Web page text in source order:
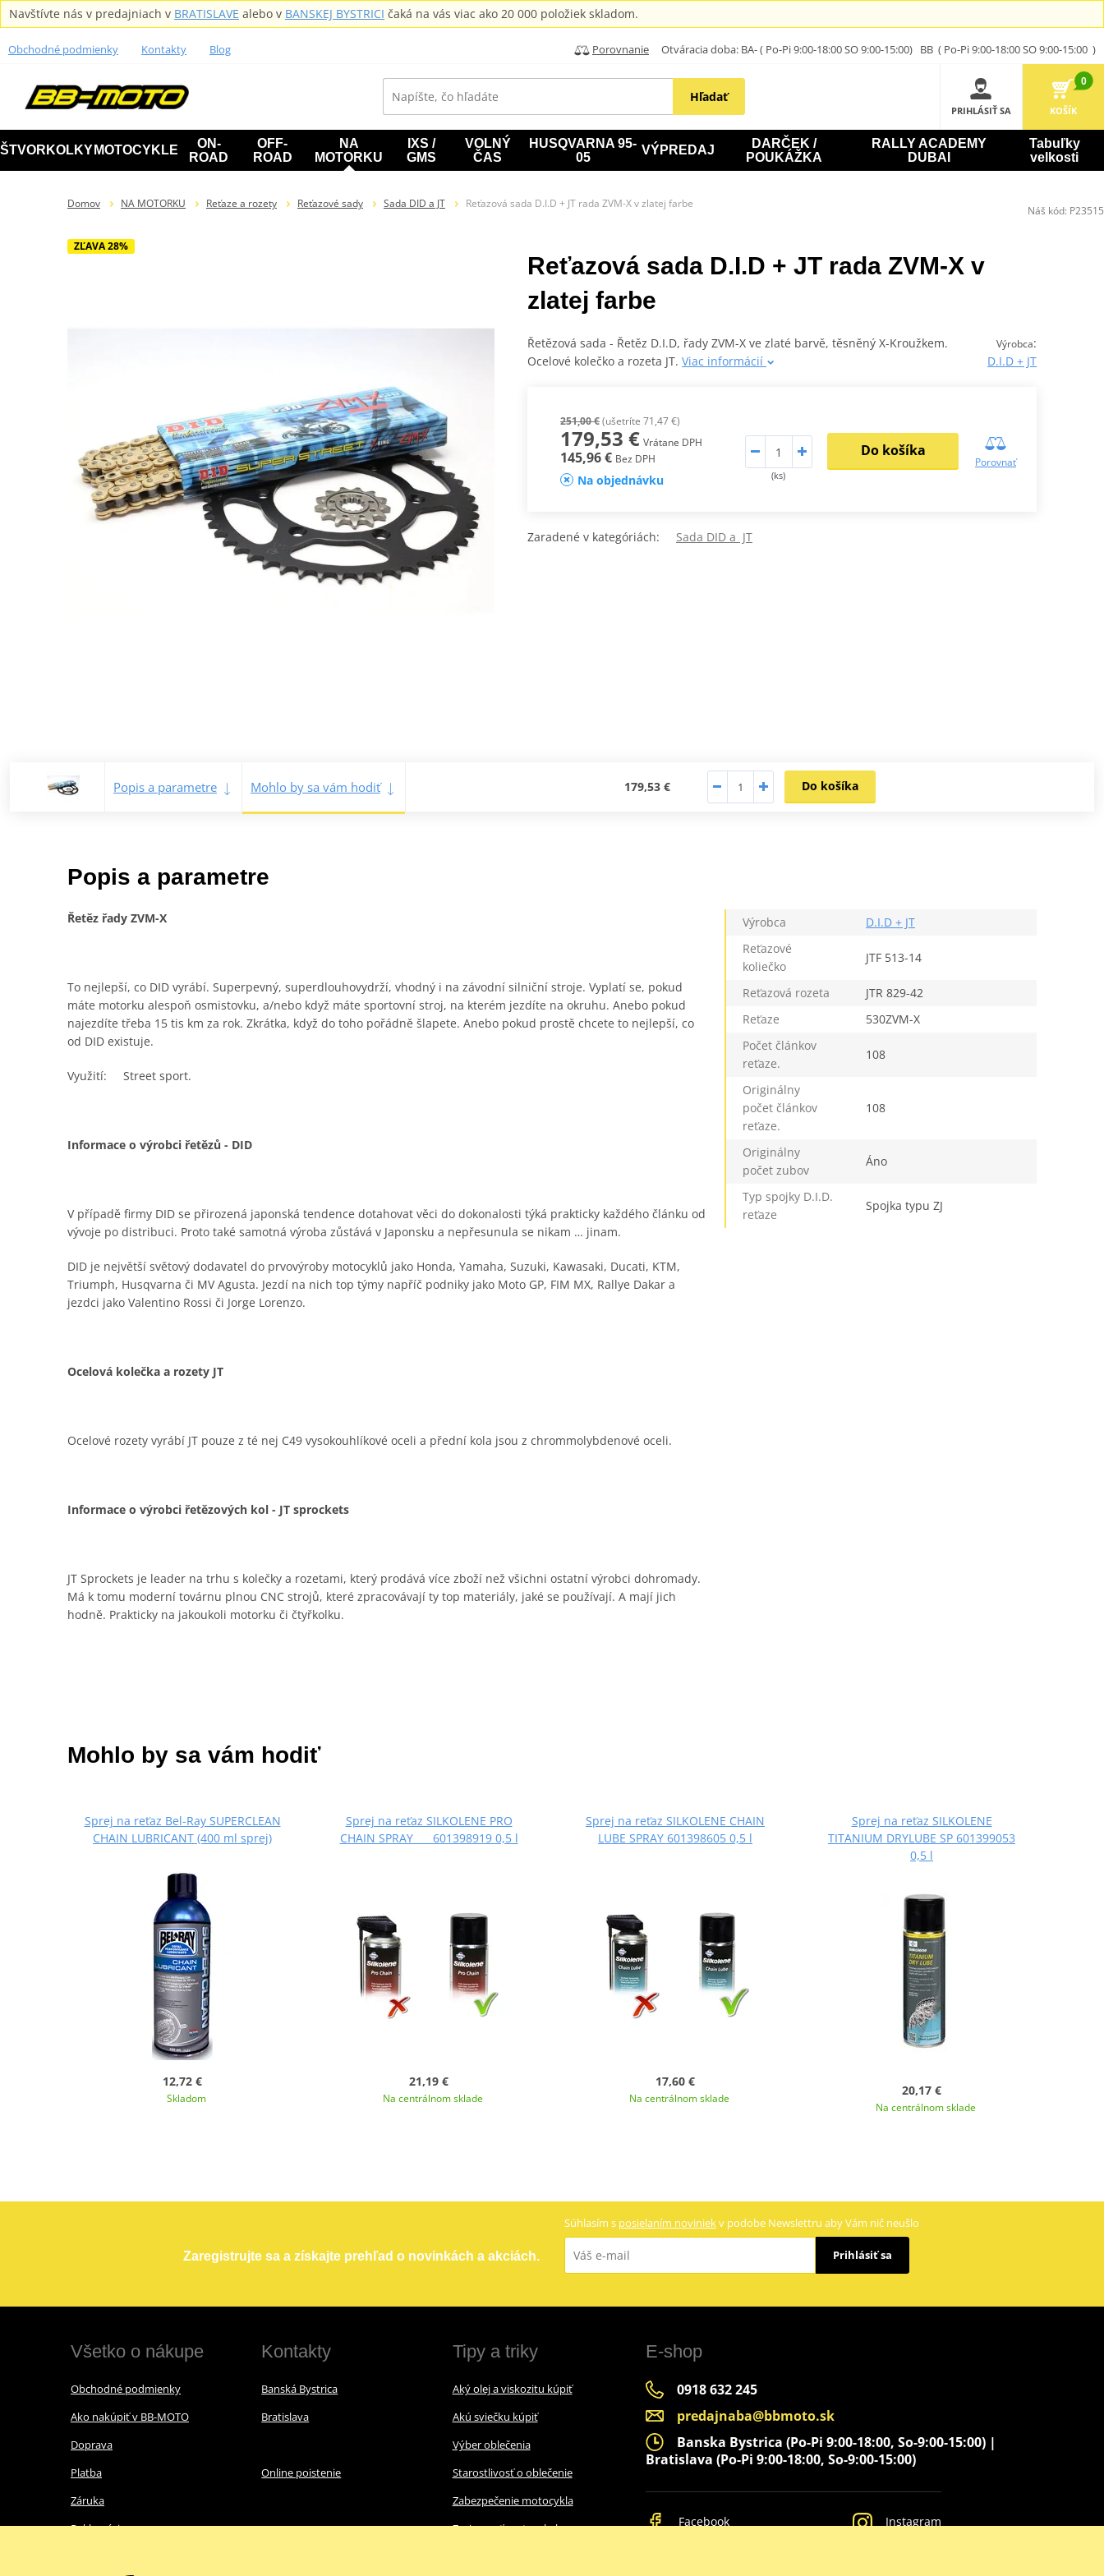
Navštívte nás v predajniach v BRATISLAVE alebo v BANSKEJ BYSTRICI čaká na vás viac ako 20 000 položiek skladom.
Obchodné podmienky Kontakty Blog Porovnanie Otváracia doba: BA- ( Po-Pi 9:00-18:00 SO 9:00-15:00) BB ( Po-Pi 9:00-18:00 SO 9:00-15:00 )
Hľadať
PRIHLÁSIŤ SA
0
KOŠÍK
ŠTVORKOLKY MOTOCYKLE
ON-
ROAD
OFF-
ROAD
NA
MOTORKU
IXS /
GMS
VOLNÝ
ČAS
HUSQVARNA 95-
05
VÝPREDAJ
DARČEK /
POUKÁŽKA
RALLY ACADEMY
DUBAI
Tabuľky
velkosti
Domov NA MOTORKU Reťaze a rozety Reťazové sady Sada DID a JT Reťazová sada D.I.D + JT rada ZVM-X v zlatej farbe
ZĽAVA 28%
Reťazová sada D.I.D + JT rada ZVM-X v
zlatej farbe
Výrobca:
D.I.D + JT
Řetězová sada - Řetěz D.I.D, řady ZVM-X ve zlaté barvě, těsněný X-Kroužkem.
Ocelové kolečko a rozeta JT. Viac informácií
251,00 €(ušetríte 71,47 €)
179,53 € Vrátane DPH
145,96 € Bez DPH
Na objednávku (ks)
Do košíka
Porovnať
Zaradené v kategóriách: Sada DID a JT
Popis a parametre Mohlo by sa vám hodiť 179,53 € Do košíka
Popis a parametre
Řetěz řady ZVM-X
To nejlepší, co DID vyrábí. Superpevný, superdlouhovydrží, vhodný i na závodní silniční stroje. Vyplatí se, pokud
máte motorku alespoň osmistovku, a/nebo když máte sportovní stroj, na kterém jezdíte na okruhu. Anebo pokud
najezdíte třeba 15 tis km za rok. Zkrátka, když do toho pořádně šlapete. Anebo pokud prostě chcete to nejlepší, co
od DID existuje.
Využití: Street sport.
Informace o výrobci řetězů - DID
V případě firmy DID se přirozená japonská tendence dotahovat věci do dokonalosti týká prakticky každého článku od
vývoje po distribuci. Proto také samotná výroba zůstává v Japonsku a nepřesunula se nikam … jinam.
DID je největší světový dodavatel do prvovýroby motocyklů jako Honda, Yamaha, Suzuki, Kawasaki, Ducati, KTM,
Triumph, Husqvarna či MV Agusta. Jezdí na nich top týmy napříč podniky jako Moto GP, FIM MX, Rallye Dakar a
jezdci jako Valentino Rossi či Jorge Lorenzo.
Ocelová kolečka a rozety JT
Ocelové rozety vyrábí JT pouze z té nej C49 vysokouhlíkové oceli a přední kola jsou z chrommolybdenové oceli.
Informace o výrobci řetězových kol - JT sprockets
JT Sprockets je leader na trhu s kolečky a rozetami, který prodává více zboží než všichni ostatní výrobci dohromady.
Má k tomu moderní továrnu plnou CNC strojů, které zpracovávají ty top materiály, jaké se používají. A mají jich
hodně. Prakticky na jakoukoli motorku či čtyřkolku.
Výrobca
D.I.D + JT
Reťazové
koliečko
JTF 513-14
Reťazová rozeta
JTR 829-42
Reťaze
530ZVM-X
Počet článkov
reťaze.
108
Originálny
počet článkov
reťaze.
108
Originálny
počet zubov
Áno
Typ spojky D.I.D.
reťaze
Spojka typu ZJ
Náš kód: P23515
Mohlo by sa vám hodiť
Sprej na reťaz Bel-Ray SUPERCLEAN
CHAIN LUBRICANT (400 ml sprej)
12,72 €
Skladom
Sprej na reťaz SILKOLENE PRO
CHAIN SPRAY 601398919 0,5 l
21,19 €
Na centrálnom sklade
Sprej na reťaz SILKOLENE CHAIN
LUBE SPRAY 601398605 0,5 l
17,60 €
Na centrálnom sklade
Sprej na reťaz SILKOLENE
TITANIUM DRYLUBE SP 601399053
0,5 l
20,17 €
Na centrálnom sklade
Zaregistrujte sa a získajte prehľad o novinkách a akciách.
Súhlasím s posielaním noviniekv podobe Newslettru aby Vám nič neušlo
Prihlásiť sa
Všetko o nákupe
Obchodné podmienky
Ako nakúpiť v BB-MOTO
Doprava
Platba
Záruka
Reklamácie
Kontakty
Banská Bystrica
Bratislava
Online poistenie
Tipy a triky
Aký olej a viskozitu kúpiť
Akú sviečku kúpiť
Výber oblečenia
Starostlivosť o oblečenie
Zabezpečenie motocykla
Zazimovať motocykel
E-shop
0918 632 245
predajnaba@bbmoto.sk
Banska Bystrica (Po-Pi 9:00-18:00, So-9:00-15:00) |
Bratislava (Po-Pi 9:00-18:00, So-9:00-15:00)
Facebook Instagram